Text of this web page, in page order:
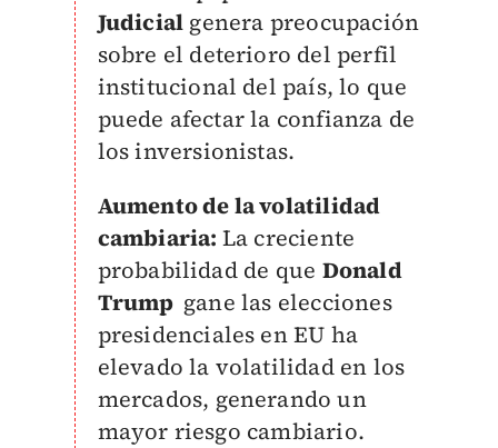
Judicial genera preocupación
sobre el deterioro del perfil
institucional del país, lo que
puede afectar la confianza de
los inversionistas.
Aumento de la volatilidad
cambiaria: La creciente
probabilidad de que Donald
Trump gane las elecciones
presidenciales en EU ha
elevado la volatilidad en los
mercados, generando un
mayor riesgo cambiario.